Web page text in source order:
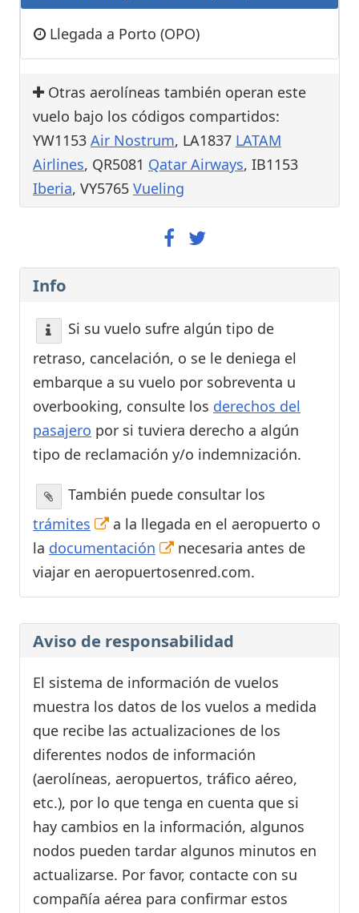
Llegada a Porto (OPO)
Otras aerolíneas también operan este
vuelo bajo los códigos compartidos:
YW1153 Air Nostrum, LA1837 LATAM
Airlines, QR5081 Qatar Airways, IB1153
Iberia, VY5765 Vueling
Info
Si su vuelo sufre algún tipo de
retraso, cancelación, o se le deniega el
embarque a su vuelo por sobreventa u
overbooking, consulte los derechos del
pasajero por si tuviera derecho a algún
tipo de reclamación y/o indemnización.
También puede consultar los
trámites
a la llegada en el aeropuerto o
la documentación
necesaria antes de
viajar en aeropuertosenred.com.
Aviso de responsabilidad
El sistema de información de vuelos
muestra los datos de los vuelos a medida
que recibe las actualizaciones de los
diferentes nodos de información
(aerolíneas, aeropuertos, tráfico aéreo,
etc.), por lo que tenga en cuenta que si
hay cambios en la información, algunos
nodos pueden tardar algunos minutos en
actualizarse. Por favor, contacte con su
compañía aérea para confirmar estos